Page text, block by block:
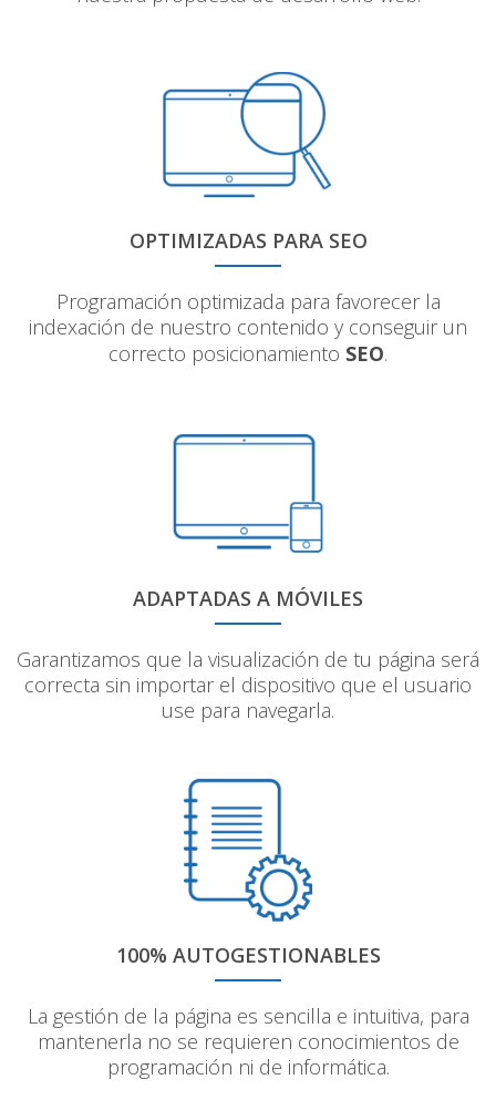
OPTIMIZADAS PARA SEO
Programación optimizada para favorecer la
indexación de nuestro contenido y conseguir un
correcto posicionamiento SEO.
ADAPTADAS A MÓVILES
Garantizamos que la visualización de tu página será
correcta sin importar el dispositivo que el usuario
use para navegarla.
100% AUTOGESTIONABLES
La gestión de la página es sencilla e intuitiva, para
mantenerla no se requieren conocimientos de
programación ni de informática.